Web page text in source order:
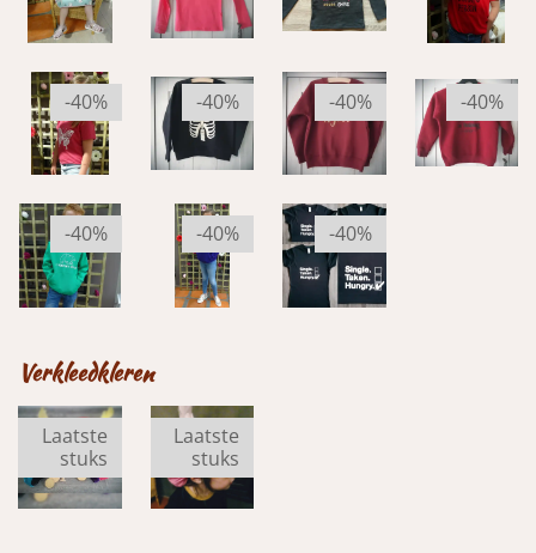
-40% -40% -40% -40%
-40% -40% -40%
Verkleedkleren
Laatste
stuks
Laatste
stuks